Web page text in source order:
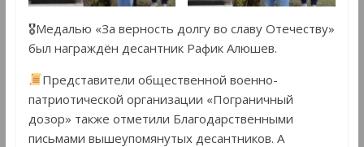
🎖Медалью «За верность долгу во славу Отечеству»
был награждён десантник Рафик Алюшев.
Представители общественной военно-
патриотической организации «Пограничный
дозор» также отметили Благодарственными
письмами вышеупомянутых десантников. А